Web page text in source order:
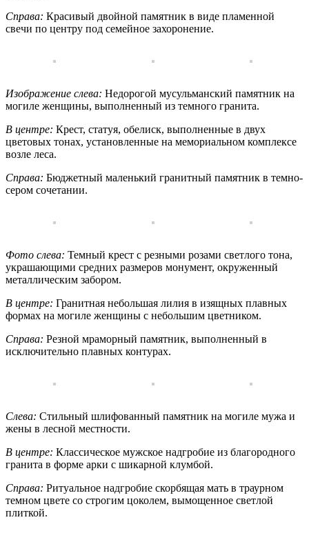
Справа: Красивый двойной памятник в виде пламенной
свечи по центру под семейное захоронение.
Изображение слева: Недорогой мусульманский памятник на
могиле женщины, выполненный из темного гранита.
В центре: Крест, статуя, обелиск, выполненные в двух
цветовых тонах, установленные на мемориальном комплексе
возле леса.
Справа: Бюджетный маленький гранитный памятник в темно-
сером сочетании.
Фото слева: Темный крест с резными розами светлого тона,
украшающими средних размеров монумент, окруженный
металлическим забором.
В центре: Гранитная небольшая лилия в изящных плавных
формах на могиле женщины с небольшим цветником.
Справа: Резной мраморный памятник, выполненный в
исключительно плавных контурах.
Слева: Стильный шлифованный памятник на могиле мужа и
жены в лесной местности.
В центре: Классическое мужское надгробие из благородного
гранита в форме арки с шикарной клумбой.
Справа: Ритуальное надгробие скорбящая мать в траурном
темном цвете со строгим цоколем, вымощенное светлой
плиткой.